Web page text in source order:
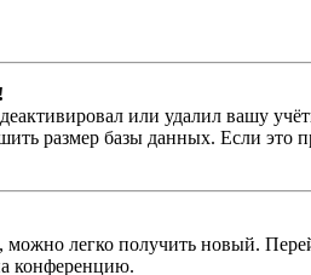
или удалил вашу
размер базы данных. Если это
можно легко получить новый.
конференцию.